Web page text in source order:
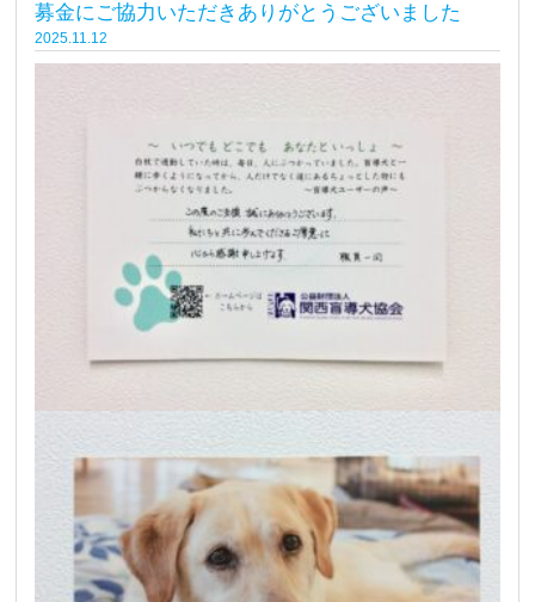
募金にご協力いただきありがとうございました
2025.11.12